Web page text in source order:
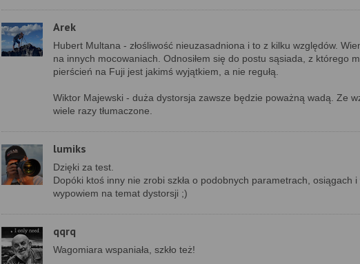
Arek
Hubert Multana - złośliwość nieuzasadniona i to z kilku względów.
na innych mocowaniach. Odnosiłem się do postu sąsiada, z którego
pierścień na Fuji jest jakimś wyjątkiem, a nie regułą.
Wiktor Majewski - duża dystorsja zawsze będzie poważną wadą. Ze
wiele razy tłumaczone.
lumiks
Dzięki za test.
Dopóki ktoś inny nie zrobi szkła o podobnych parametrach, osiągach
wypowiem na temat dystorsji ;)
qqrq
Wagomiara wspaniała, szkło też!